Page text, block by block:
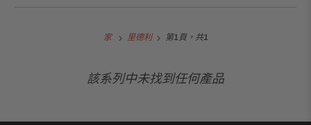
家 里德利 第1頁，共1
該系列中未找到任何產品